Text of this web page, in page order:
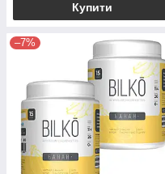
Купити
–7%